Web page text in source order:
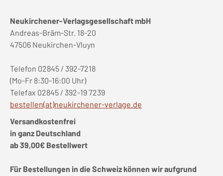
Neukirchener-Verlagsgesellschaft mbH
Andreas-Bräm-Str. 18-20
47506 Neukirchen-Vluyn
Telefon 02845 / 392-7218
(Mo-Fr 8:30-16:00 Uhr)
Telefax 02845 / 392-19 7239
bestellen(at)neukirchener-verlage.de
Versandkostenfrei
in ganz Deutschland
ab 39,00€ Bestellwert
Für Bestellungen in die Schweiz können wir aufgrund